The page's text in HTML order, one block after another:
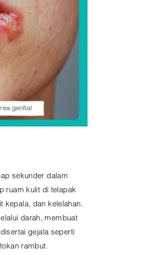
sekunder dalam
ruam kulit di telapak
kepala, dan kelelahan.
darah, membuat
gejala seperti
rambut.